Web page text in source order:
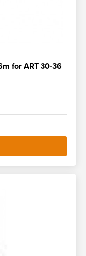
for ART 30-36